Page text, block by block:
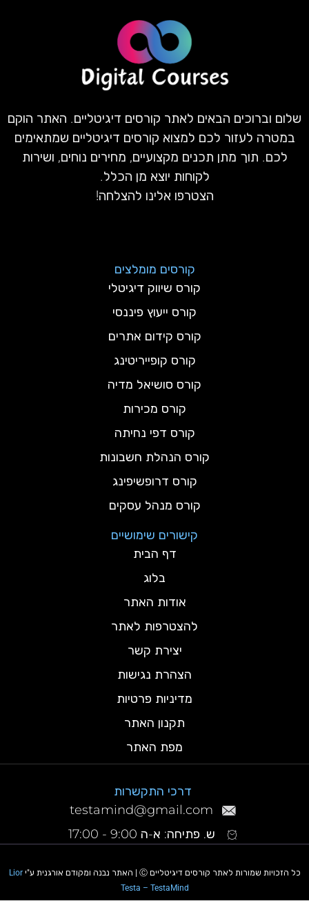
שלום וברוכים הבאים לאתר קורסים דיגיטליים. האתר הוקם
במטרה לעזור לכם למצוא קורסים דיגיטליים שמתאימים
לכם. תוך מתן תכנים מקצועיים, מחירים נוחים, ושירות
לקוחות יוצא מן הכלל.
הצטרפו אלינו להצלחה!
קורסים מומלצים
קורס שיווק דיגיטלי
קורס ייעוץ פיננסי
קורס קידום אתרים
קורס קופייריטינג
קורס סושיאל מדיה
קורס מכירות
קורס דפי נחיתה
קורס הנהלת חשבונות
קורס דרופשיפינג
קורס מנהל עסקים
קישורים שימושיים
דף הבית
בלוג
אודות האתר
להצטרפות לאתר
יצירת קשר
הצהרת נגישות
מדיניות פרטיות
תקנון האתר
מפת האתר
דרכי התקשרות
testamind@gmail.com
ש. פתיחה: א-ה 9:00 - 17:00
כל הזכויות שמורות לאתר קורסים דיגיטליים Ⓒ | האתר נבנה ומקודם אורגנית ע"י
Lior
Testa – TestaMind